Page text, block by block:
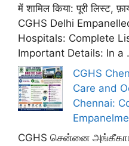
में शामिल किया: पूरी लिस्ट,
CGHS Delhi
Hospitals: Complete
Important Details: In a
CGHS
Care and
Chennai:
CGHS சென்னை